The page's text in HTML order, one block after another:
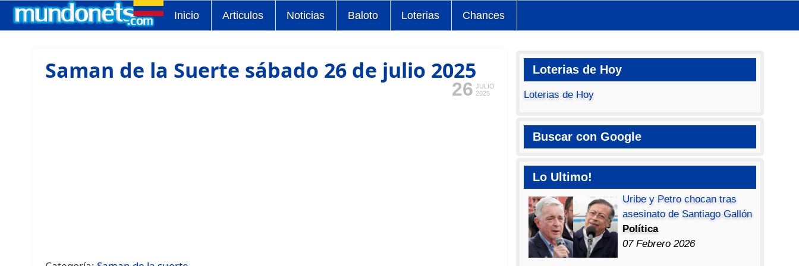
Inicio Articulos Noticias Baloto Loterias Chances
Saman de la Suerte sábado 26 de julio 2025
26 JULIO
2025
Loterias de Hoy
Loterias de Hoy
Buscar con Google
Lo Ultimo!
Uribe y Petro chocan tras
asesinato de Santiago Gallón
Política
07 Febrero 2026